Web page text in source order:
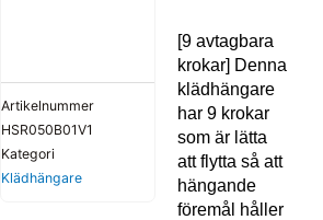
Artikelnummer
HSR050B01V1
Kategori
Klädhängare
[9 avtagbara
krokar] Denna
klädhängare
har 9 krokar
som är lätta
att flytta så att
hängande
föremål håller